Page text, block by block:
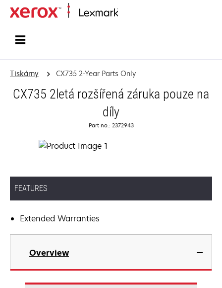
Tiskárny CX735 2-Year Parts Only
CX735 2letá rozšířená záruka pouze na
díly
Part no.: 2372943
FEATURES
Extended Warranties
Overview